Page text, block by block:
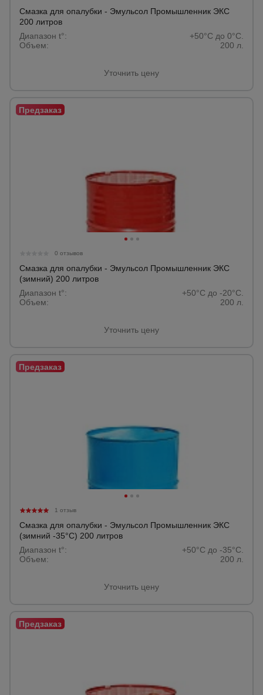
Смазка для опалубки - Эмульсол Промышленник ЭКС
200 литров
Диапазон t°:
+50°C до 0°C.
Объем:
200 л.
Уточнить цену
0 отзывов
Смазка для опалубки - Эмульсол Промышленник ЭКС
(зимний) 200 литров
Диапазон t°:
+50°C до -20°C.
Объем:
200 л.
Уточнить цену
1 отзыв
Смазка для опалубки - Эмульсол Промышленник ЭКС
(зимний -35°C) 200 литров
Диапазон t°:
+50°C до -35°C.
Объем:
200 л.
Уточнить цену